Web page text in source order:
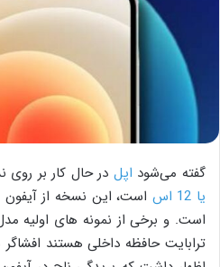
گفته می‌شود اپل در حال کار بر روی نسخه
یا 12 اس
است. و برخی از نمونه های اولیه